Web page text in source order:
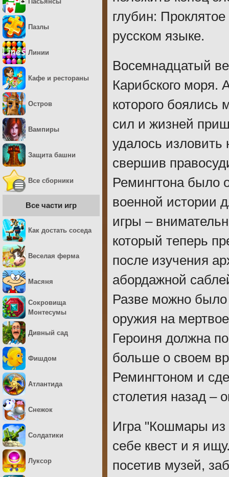
глубин:
русском языке.
Восемнадцатый
Карибского
которого
сил и жизней
удалось изловить
свершив
Ремингтона было
военной истории
игры –
который теперь
после изучения
абордажной
Разве можно было
оружия на
Героиня должна
больше о своем
Ремингтоном и
столетия назад –
Игра "Кошмары из
себе квест и я
посетив музей,
Пазлы
Линии
Кафе и рестораны
Остров
Вампиры
Защита башни
Все сборники
Все части игр
Как достать соседа
Веселая ферма
Масяня
Сокровища
Монтесумы
Дивный сад
Фишдом
Атлантида
Снежок
Солдатики
Луксор